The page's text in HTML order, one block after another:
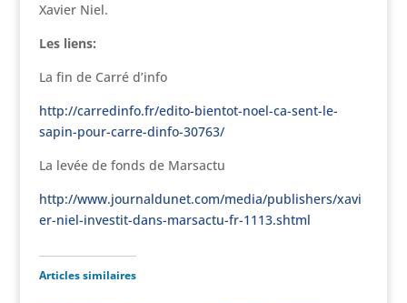
Xavier Niel.
Les liens:
La fin de Carré d’info
http://carredinfo.fr/edito-bientot-noel-ca-sent-le-
sapin-pour-carre-dinfo-30763/
La levée de fonds de Marsactu
http://www.journaldunet.com/media/publishers/xavi
er-niel-investit-dans-marsactu-fr-1113.shtml
Articles similaires